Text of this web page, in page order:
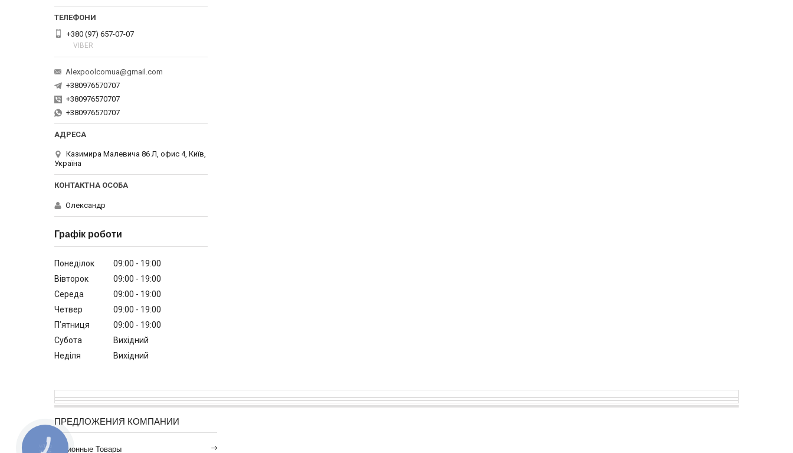
+380 (97) 657-07-07
VIBER
Alexpoolcomua@gmail.com
+380976570707
+380976570707
+380976570707
Казимира Малевича 86 Л, офис 4, Київ,
Україна
Олександр
Графік роботи
Понеділок 09:00
19:00
Вівторок
09:00
19:00
Середа
09:00
19:00
Четвер
09:00
19:00
Пʼятниця
09:00
19:00
Субота
Вихідний
Неділя
Вихідний
ПРЕДЛОЖЕНИЯ КОМПАНИИ
Акционные Товары
КНОПКА
ЗВ'ЯЗКУ